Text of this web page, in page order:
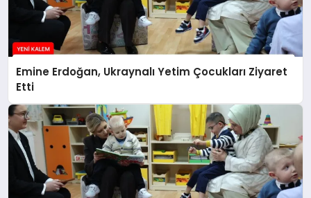
Emine Erdoğan, Ukraynalı Yetim Çocukları Ziyaret
Etti